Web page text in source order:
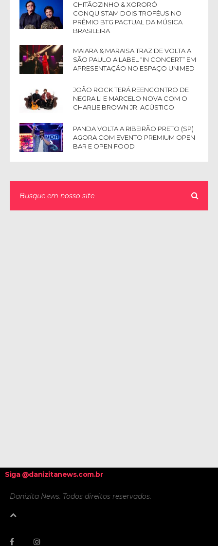
CHITÃOZINHO & XORORÓ
CONQUISTAM DOIS TROFÉUS NO
PRÊMIO BTG PACTUAL DA MÚSICA
BRASILEIRA
MAIARA & MARAISA TRAZ DE VOLTA A
SÃO PAULO A LABEL “IN CONCERT” EM
APRESENTAÇÃO NO ESPAÇO UNIMED
JOÃO ROCK TERÁ REENCONTRO DE
NEGRA LI E MARCELO NOVA COM O
CHARLIE BROWN JR. ACÚSTICO
PANDA VOLTA A RIBEIRÃO PRETO (SP)
AGORA COM EVENTO PREMIUM OPEN
BAR E OPEN FOOD
Siga @danizitanews.com.br
Danizita News. Todos direitos reservados.